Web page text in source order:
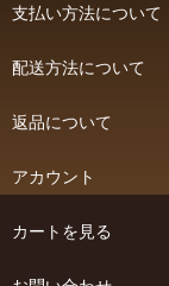
支払い方法について
配送方法について
返品について
アカウント
カートを見る